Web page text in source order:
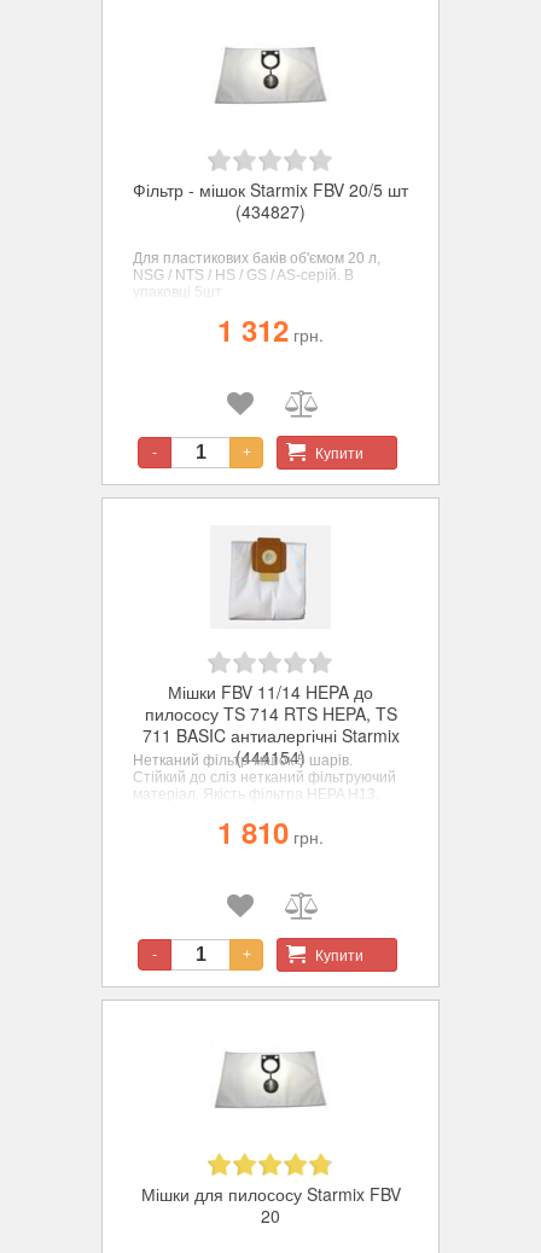
Фільтр - мішок Starmix FBV 20/5 шт
(434827)
Для пластикових баків об'ємом 20 л,
NSG / NTS / HS / GS / AS-серій. В
упаковці 5шт
1 312 грн.
- + Купити
Мішки FBV 11/14 HEPA до
пилососу TS 714 RTS HEPA, TS
711 BASIC антиалергічні Starmix
(444154)
Нетканий фільтр-мішок 5 шарів.
Стійкий до сліз нетканий фільтруючий
матеріал. Якість фільтра HEPA H13.
Тільки для сухих пилососів.
1 810 грн.
- + Купити
Мішки для пилососу Starmix FBV
20